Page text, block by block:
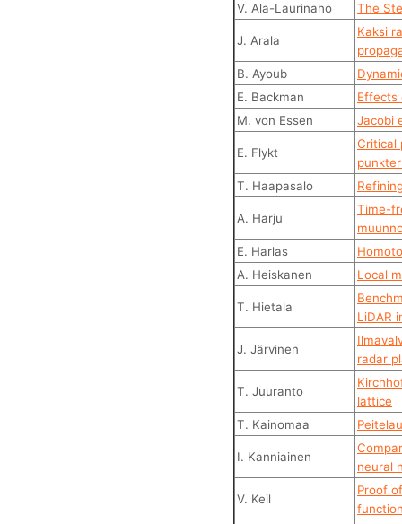
V. Ala-Laurinaho
The
J. Arala
Kaksi
B. Ayoub
E. Backman
Effects
M. von Essen
Jacobi
E. Flykt
Critical
T. Haapasalo
A. Harju
Time-
E. Harlas
A. Heiskanen
Local
T. Hietala
LiDAR
J. Järvinen
radar
T. Juuranto
lattice
T. Kainomaa
I. Kanniainen
neural
V. Keil
Proof